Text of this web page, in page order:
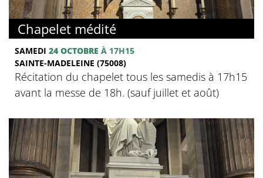
Chapelet médité
SAMEDI 24 OCTOBRE À 17H15
SAINTE-MADELEINE (75008)
Récitation du chapelet tous les samedis à 17h15
avant la messe de 18h. (sauf juillet et août)